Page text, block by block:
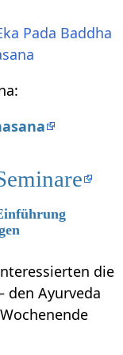
Pada Baddha
die
den Ayurveda